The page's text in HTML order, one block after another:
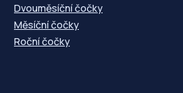
Dvouměsíční čočky
Měsíční čočky
Roční čočky